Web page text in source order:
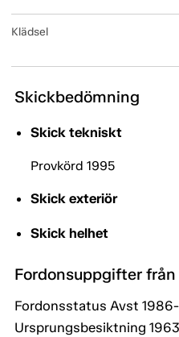
Klädsel
Skickbedömning
Skick tekniskt
Provkörd 1995
Skick exteriör
Skick helhet
Fordonsuppgifter
Fordonsstatus Avst
Ursprungsbesiktning